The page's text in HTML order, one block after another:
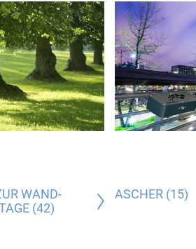
WAND-
(42)
ASCHER (15)